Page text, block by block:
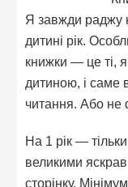
Я завжди раджу
дитині рік.
книжки — це ті,
дитиною, і саме
читання. Або не
На 1 рік —
великими
сторінку.